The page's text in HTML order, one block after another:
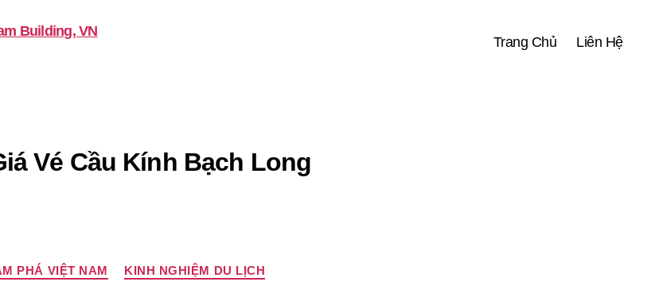
Trang Chủ Liên Hệ
Vé Cầu Kính Bạch Long
Chuyên
mục
PHÁ VIỆT NAM KINH NGHIỆM DU LỊCH